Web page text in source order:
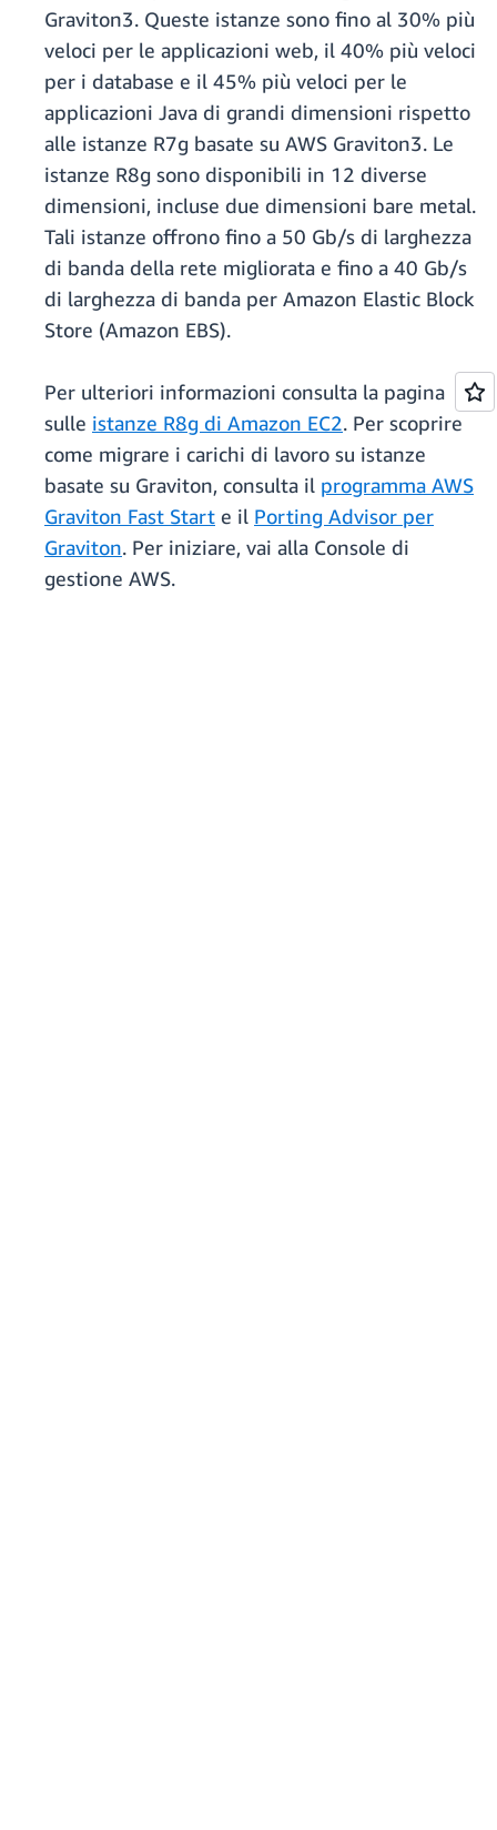
Graviton3. Queste istanze sono fino al 30% più
veloci per le applicazioni web, il 40% più veloci
per i database e il 45% più veloci per le
applicazioni Java di grandi dimensioni rispetto
alle istanze R7g basate su AWS Graviton3. Le
istanze R8g sono disponibili in 12 diverse
dimensioni, incluse due dimensioni bare metal.
Tali istanze offrono fino a 50 Gb/s di larghezza
di banda della rete migliorata e fino a 40 Gb/s
di larghezza di banda per Amazon Elastic Block
Store (Amazon EBS).
Per ulteriori informazioni consulta la pagina
sulle istanze R8g di Amazon EC2. Per scoprire
come migrare i carichi di lavoro su istanze
basate su Graviton, consulta il programma AWS
Graviton Fast Start e il Porting Advisor per
Graviton. Per iniziare, vai alla Console di
gestione AWS.